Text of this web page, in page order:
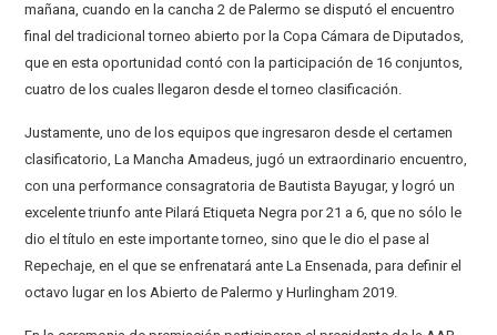
mañana, cuando en la cancha 2 de Palermo se disputó el encuentro
final del tradicional torneo abierto por la Copa Cámara de Diputados,
que en esta oportunidad contó con la participación de 16 conjuntos,
cuatro de los cuales llegaron desde el torneo clasificación.
Justamente, uno de los equipos que ingresaron desde el certamen
clasificatorio, La Mancha Amadeus, jugó un extraordinario encuentro,
con una performance consagratoria de Bautista Bayugar, y logró un
excelente triunfo ante Pilará Etiqueta Negra por 21 a 6, que no sólo le
dio el título en este importante torneo, sino que le dio el pase al
Repechaje, en el que se enfrenatará ante La Ensenada, para definir el
octavo lugar en los Abierto de Palermo y Hurlingham 2019.